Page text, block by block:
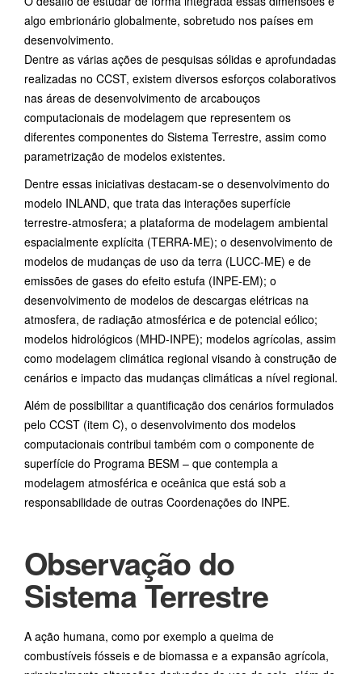
algo embrionário globalmente, sobretudo nos países em
desenvolvimento.
Dentre as várias ações de pesquisas sólidas e aprofundadas
realizadas no CCST, existem diversos esforços colaborativos
nas áreas de desenvolvimento de arcabouços
computacionais de modelagem que representem os
diferentes componentes do Sistema Terrestre, assim como
parametrização de modelos existentes.
Dentre essas iniciativas destacam-se o desenvolvimento do
modelo INLAND, que trata das interações superfície
terrestre-atmosfera; a plataforma de modelagem ambiental
espacialmente explícita (TERRA-ME); o desenvolvimento de
modelos de mudanças de uso da terra (LUCC-ME) e de
emissões de gases do efeito estufa (INPE-EM); o
desenvolvimento de modelos de descargas elétricas na
atmosfera, de radiação atmosférica e de potencial eólico;
modelos hidrológicos (MHD-INPE); modelos agrícolas, assim
como modelagem climática regional visando à construção de
cenários e impacto das mudanças climáticas a nível regional.
Além de possibilitar a quantificação dos cenários formulados
pelo CCST (item C), o desenvolvimento dos modelos
computacionais contribui também com o componente de
superfície do Programa BESM – que contempla a
modelagem atmosférica e oceânica que está sob a
responsabilidade de outras Coordenações do INPE.
Observação do
Sistema Terrestre
A ação humana, como por exemplo a queima de
combustíveis fósseis e de biomassa e a expansão agrícola,